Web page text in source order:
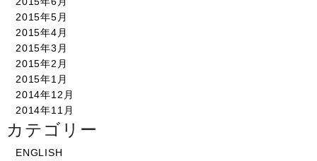
2015年5月
2015年4月
2015年3月
2015年2月
2015年1月
2014年12月
2014年11月
カテゴリー
ENGLISH